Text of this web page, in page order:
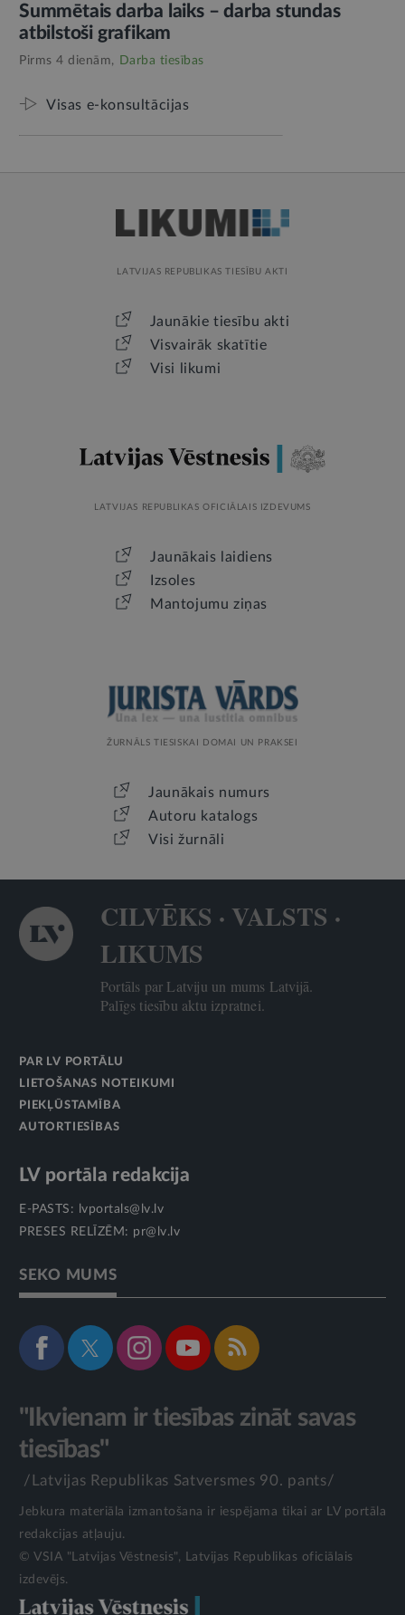
Summētais darba laiks – darba stundas
atbilstoši grafikam
Pirms 4 dienām, Darba tiesības
Visas e-konsultācijas
LATVIJAS REPUBLIKAS TIESĪBU AKTI
Jaunākie tiesību akti
Visvairāk skatītie
Visi likumi
LATVIJAS REPUBLIKAS OFICIĀLAIS IZDEVUMS
Jaunākais laidiens
Izsoles
Mantojumu ziņas
ŽURNĀLS TIESISKAI DOMAI UN PRAKSEI
Jaunākais numurs
Autoru katalogs
Visi žurnāli
CILVĒKS · VALSTS ·
LIKUMS
Portāls par Latviju un mums Latvijā.
Palīgs tiesību aktu izpratnei.
PAR LV PORTĀLU
LIETOŠANAS NOTEIKUMI
PIEKĻŪSTAMĪBA
AUTORTIESĪBAS
LV portāla redakcija
E-PASTS:
lvportals@lv.lv
PRESES RELĪZĒM: pr@lv.lv
SEKO MUMS
"Ikvienam ir tiesības zināt savas
tiesības"
/Latvijas Republikas Satversmes 90. pants/
Jebkura materiāla izmantošana ir iespējama tikai ar LV portāla
redakcijas atļauju.
© VSIA "Latvijas Vēstnesis", Latvijas Republikas oficiālais
izdevējs.